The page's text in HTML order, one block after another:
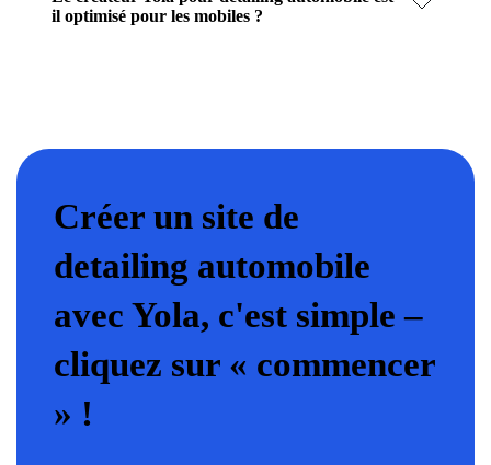
il optimisé pour les mobiles ?
Créer un site de
detailing automobile
avec Yola, c'est simple –
cliquez sur « commencer
» !